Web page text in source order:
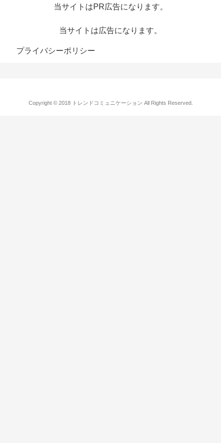
当サイトはPR広告になります。
当サイトは広告になります。
プライバシーポリシー
Copyright © 2018 トレンドコミュニケーション All Rights Reserved.